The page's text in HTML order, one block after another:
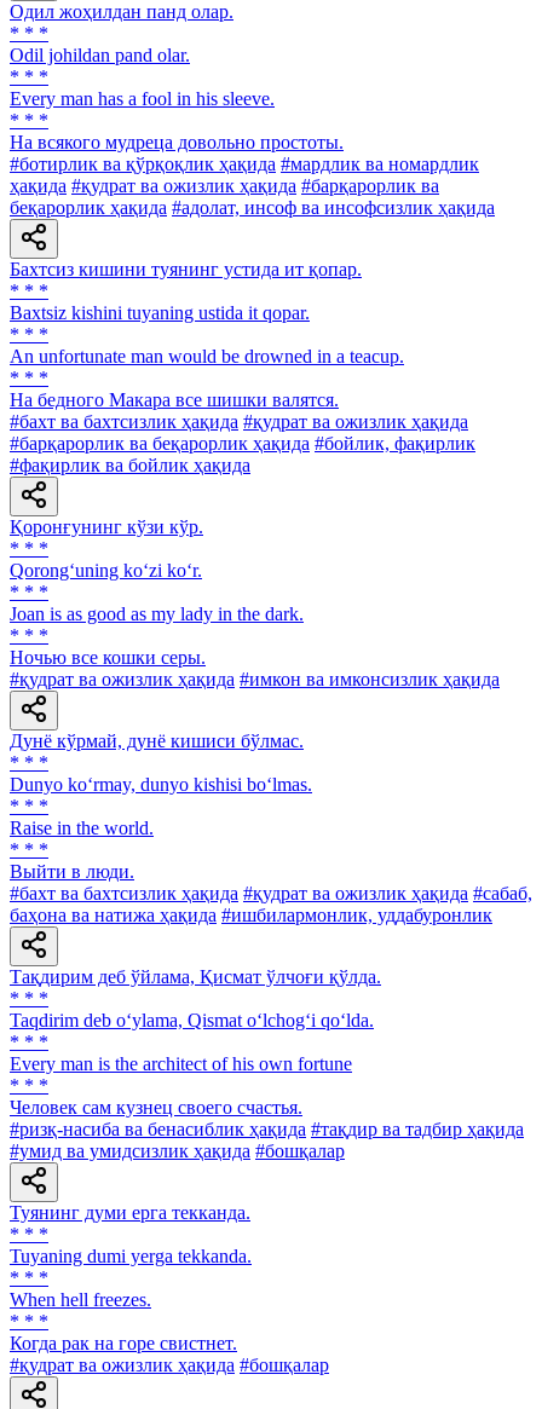
Одил жоҳилдан панд олар.
* * *
Odil johildan pand olar.
* * *
Every man has a fool in his sleeve.
* * *
На всякого мудреца довольно простоты.
#ботирлик ва қўрқоқлик ҳақида #мардлик ва номардлик
ҳақида #қудрат ва ожизлик ҳақида #барқарорлик ва
беқарорлик ҳақида #адолат, инсоф ва инсофсизлик ҳақида
Бахтсиз кишини туянинг устида ит қопар.
* * *
Baxtsiz kishini tuyaning ustida it qopar.
* * *
An unfortunate man would be drowned in a teacup.
* * *
На бедного Макара все шишки валятся.
#бахт ва бахтсизлик ҳақида #қудрат ва ожизлик ҳақида
#барқарорлик ва беқарорлик ҳақида #бойлик, фақирлик
#фақирлик ва бойлик ҳақида
Қоронғунинг кўзи кўр.
* * *
Qorong‘uning ko‘zi ko‘r.
* * *
Joan is as good as my lady in the dark.
* * *
Ночью все кошки серы.
#қудрат ва ожизлик ҳақида #имкон ва имконсизлик ҳақида
Дунё кўрмай, дунё кишиси бўлмас.
* * *
Dunyo ko‘rmay, dunyo kishisi bo‘lmas.
* * *
Raise in the world.
* * *
Выйти в люди.
#бахт ва бахтсизлик ҳақида #қудрат ва ожизлик ҳақида #сабаб,
баҳона ва натижа ҳақида #ишбилармонлик, уддабуронлик
Тақдирим деб ўйлама, Қисмат ўлчоғи қўлда.
* * *
Taqdirim deb o‘ylama, Qismat o‘lchog‘i qo‘lda.
* * *
Every man is the architect of his own fortune
* * *
Человек сам кузнец своего счастья.
#ризқ-насиба ва бенасиблик ҳақида #тақдир ва тадбир ҳақида
#умид ва умидсизлик ҳақида #бошқалар
Туянинг думи ерга текканда.
* * *
Tuyaning dumi yerga tekkanda.
* * *
When hell freezes.
* * *
Когда рак на горе свистнет.
#қудрат ва ожизлик ҳақида #бошқалар